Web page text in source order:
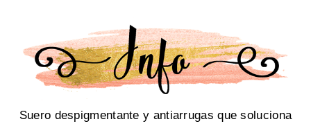
Suero despigmentante y antiarrugas que soluciona